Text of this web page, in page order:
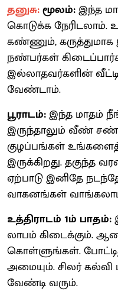
தனுசு:மூலம்:இந்த
கொடுக்க
கண்ணும், கருத்துமாக
நண்பர்கள்
இல்லாதவர்களின்
வேண்டாம்.
பூராடம்:இந்த மாதம்
இருந்தாலும் வீண்
குழப்பங்கள் உங்களைத்
இருக்கிறது. தகுந்த
ஏற்பாடு இனிதே
வாகனங்கள்
உத்திராடம் 1ம் பாதம்:
லாபம் கிடைக்கும்.
கொள்ளுங்கள்.
அமையும். சிலர் கல்வி
வேண்டி வரும்.